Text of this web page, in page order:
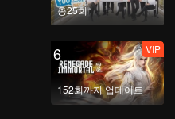
총25회
6
152회까지 업데이트
VIP